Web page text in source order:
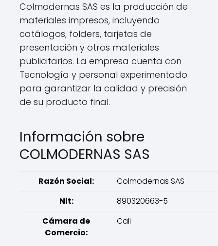
Colmodernas SAS es la producción de
materiales impresos, incluyendo
catálogos, folders, tarjetas de
presentación y otros materiales
publicitarios. La empresa cuenta con
Tecnología y personal experimentado
para garantizar la calidad y precisión
de su producto final.
Información sobre
COLMODERNAS SAS
Razón Social:
Colmodernas SAS
Nit:
890320663-5
Cámara de
Comercio:
Cali